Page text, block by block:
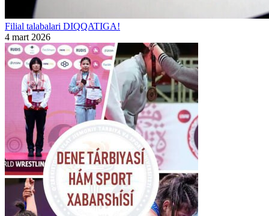
Filial talabalari DIQQATIGA!
4 mart 2026